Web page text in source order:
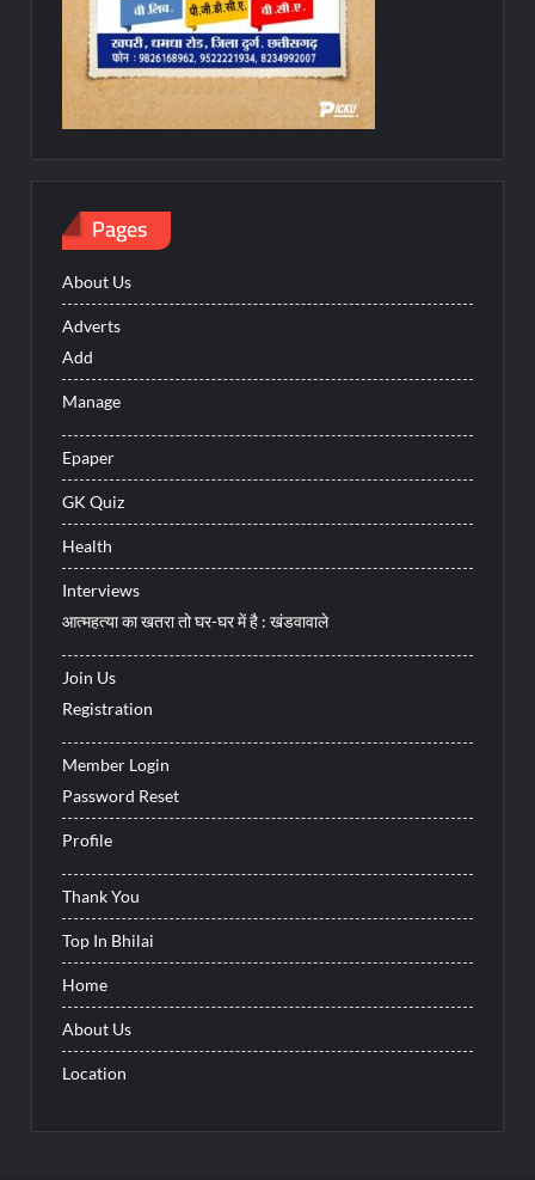
Pages
About Us
Adverts
Add
Manage
Epaper
GK Quiz
Health
Interviews
आत्महत्या का खतरा तो घर-घर में है : खंडवावाले
Join Us
Registration
Member Login
Password Reset
Profile
Thank You
Top In Bhilai
Home
About Us
Location